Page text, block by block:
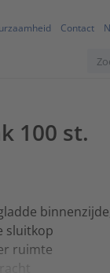
Contact
100 st.
sluitkop
ruimte